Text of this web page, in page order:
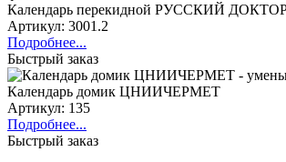
Календарь перекидной РУССКИЙ
Артикул: 3001.2
Подробнее...
Быстрый заказ
Календарь домик ЦНИИЧЕРМЕТ
Артикул: 135
Подробнее...
Быстрый заказ